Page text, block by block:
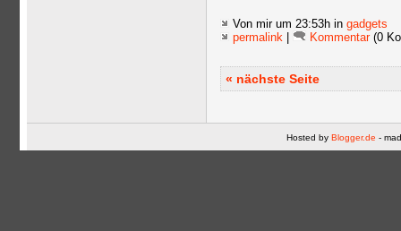
Von mir um 23:53h in gadgets
permalink
Kommentar(0
« nächste Seite
Hosted by Blogger.de -